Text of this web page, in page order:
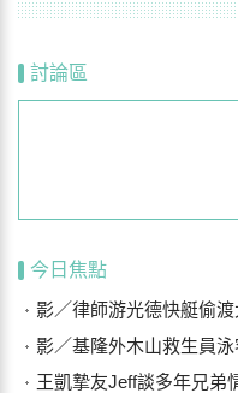
討論區
今日焦點
影／律師游光德快艇偷渡大陸
影／基隆外木山救生員泳
王凱摯友Jeff談多年兄弟情